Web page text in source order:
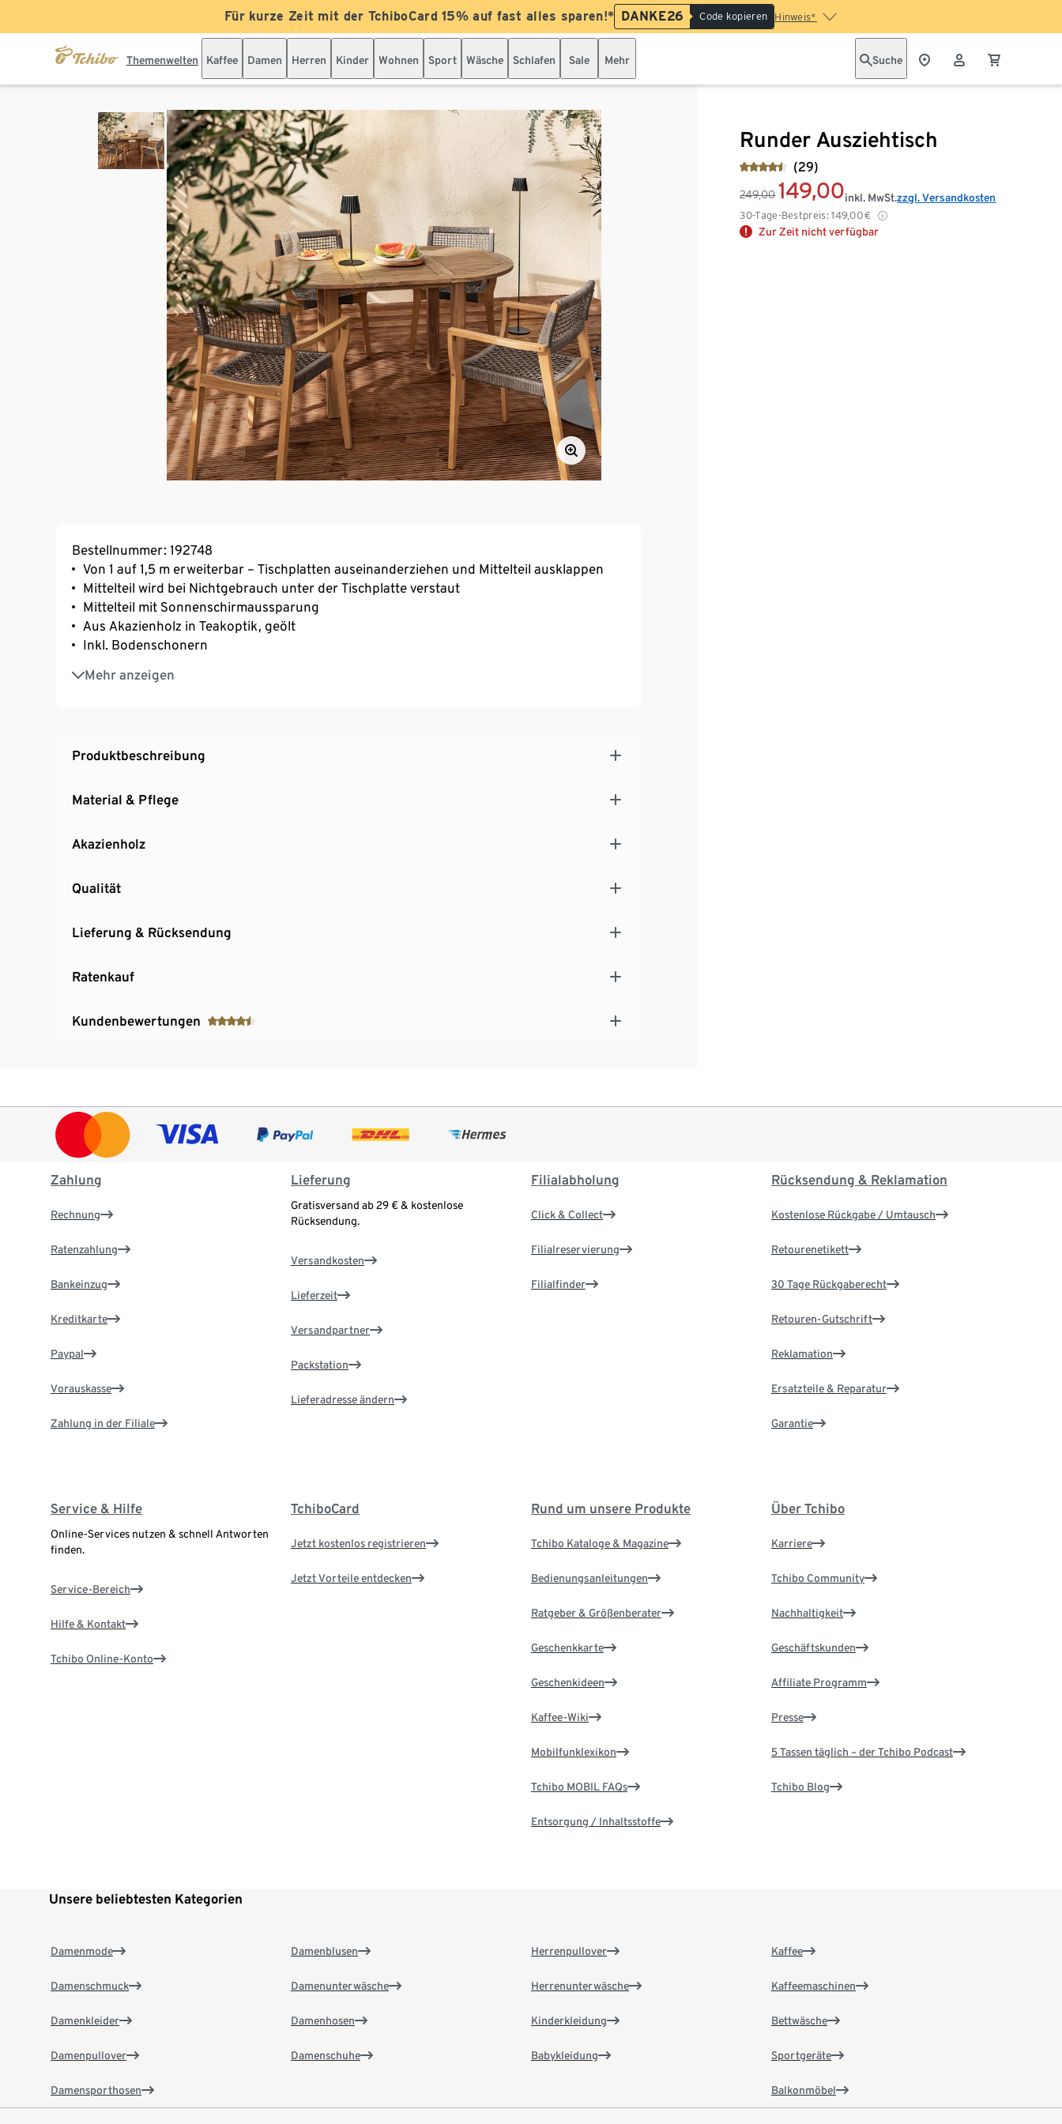
Für kurze Zeit mit der TchiboCard 15% auf fast alles sparen!* DANKE26 Code kopieren Hinweis*
Themenwelten Kaffee Damen Herren Kinder Wohnen Sport Wäsche Schlafen Sale Mehr Suche
Runder Ausziehtisch
(29)
249,00 149,00
30-Tage-Bestpreis: 149,00€
inkl. MwSt.zzgl. Versandkosten
Zur Zeit nicht verfügbar
Bestellnummer: 192748
Von 1 auf 1,5 m erweiterbar – Tischplatten auseinanderziehen und Mittelteil ausklappen
Mittelteil wird bei Nichtgebrauch unter der Tischplatte verstaut
Mittelteil mit Sonnenschirmaussparung
Aus Akazienholz in Teakoptik, geölt
Inkl. Bodenschonern
Mehr anzeigen
UV-und witterungsbeständig
Produktbeschreibung
Material & Pflege
Akazienholz
Qualität
Lieferung & Rücksendung
Ratenkauf
Kundenbewertungen
Zahlung
Rechnung
Ratenzahlung
Bankeinzug
Kreditkarte
Paypal
Vorauskasse
Zahlung in der Filiale
Lieferung
Gratisversand ab 29 € & kostenlose
Rücksendung.
Versandkosten
Lieferzeit
Versandpartner
Packstation
Lieferadresse ändern
Filialabholung
Click & Collect
Filialreservierung
Filialfinder
Rücksendung & Reklamation
Kostenlose Rückgabe / Umtausch
Retourenetikett
30 Tage Rückgaberecht
Retouren-Gutschrift
Reklamation
Ersatzteile & Reparatur
Garantie
Service & Hilfe
Online-Services nutzen & schnell Antworten
finden.
Service-Bereich
Hilfe & Kontakt
Tchibo Online-Konto
TchiboCard
Jetzt kostenlos registrieren
Jetzt Vorteile entdecken
Rund um unsere Produkte
Tchibo Kataloge & Magazine
Bedienungsanleitungen
Ratgeber & Größenberater
Geschenkkarte
Geschenkideen
Kaffee-Wiki
Mobilfunklexikon
Tchibo MOBIL FAQs
Entsorgung / Inhaltsstoffe
Über Tchibo
Karriere
Tchibo Community
Nachhaltigkeit
Geschäftskunden
Affiliate Programm
Presse
5 Tassen täglich – der Tchibo Podcast
Tchibo Blog
Unsere beliebtesten Kategorien
Damenmode
Damenschmuck
Damenkleider
Damenpullover
Damensporthosen
Damenblusen
Damenunterwäsche
Damenhosen
Damenschuhe
Herrenpullover
Herrenunterwäsche
Kinderkleidung
Babykleidung
Kaffee
Kaffeemaschinen
Bettwäsche
Sportgeräte
Balkonmöbel